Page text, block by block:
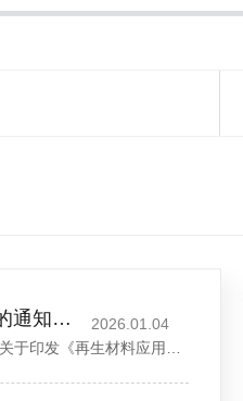
关于印发《再生材料应用推广行动方案》的通知(发改环资〔2025〕1681号)
2026.01.04